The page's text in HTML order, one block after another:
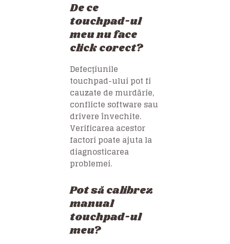
De ce
touchpad-ul
meu nu face
click corect?
Defecțiunile
touchpad-ului pot fi
cauzate de murdărie,
conflicte software sau
drivere învechite.
Verificarea acestor
factori poate ajuta la
diagnosticarea
problemei.
Pot să calibrez
manual
touchpad-ul
meu?